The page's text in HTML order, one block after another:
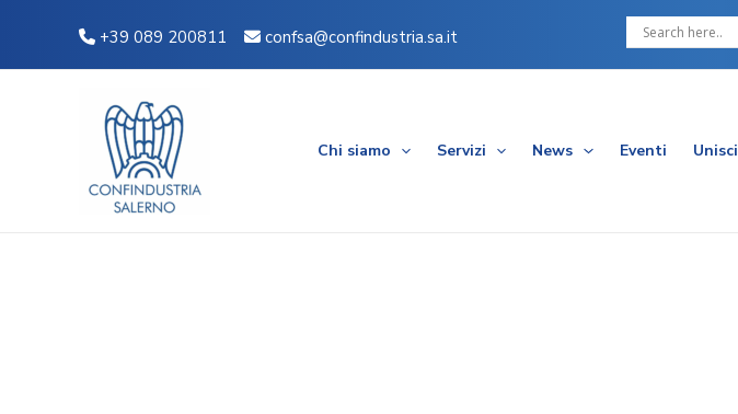
contenuto
+39 089 200811 confsa@confindustria.sa.it
Chi siamo Servizi News Eventi
articoli